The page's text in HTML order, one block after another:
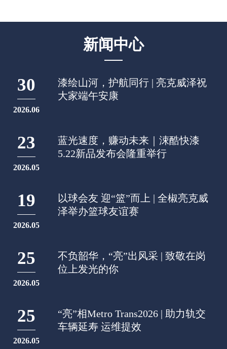
新闻中心
30
2026.06
漆绘山河，护航同行 | 亮克威泽祝
大家端午安康
23
2026.05
蓝光速度，赚动未来｜涑酷快漆
5.22新品发布会隆重举行
19
2026.05
以球会友 迎“篮”而上 | 全椒亮克威
泽举办篮球友谊赛
25
2026.05
不负韶华，“亮”出风采 | 致敬在岗
位上发光的你
25
2026.05
“亮”相Metro Trans2026 | 助力轨交
车辆延寿 运维提效